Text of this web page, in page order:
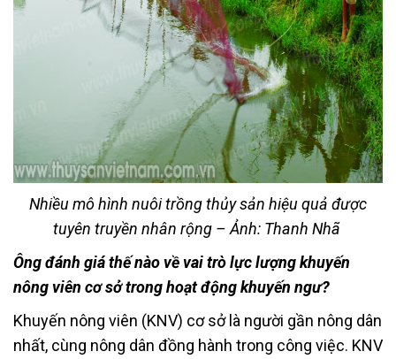
Nhiều mô hình nuôi trồng thủy sản hiệu quả được
tuyên truyền nhân rộng – Ảnh: Thanh Nhã
Ông đánh giá thế nào về vai trò lực lượng khuyến
nông viên cơ sở trong hoạt động khuyến ngư?
Khuyến nông viên (KNV) cơ sở là người gần nông dân
nhất, cùng nông dân đồng hành trong công việc. KNV